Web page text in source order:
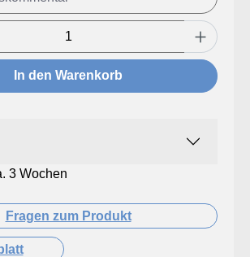
Gib den gewünschten
In den Warenkorb
3 Wochen
Fragen zum Produkt